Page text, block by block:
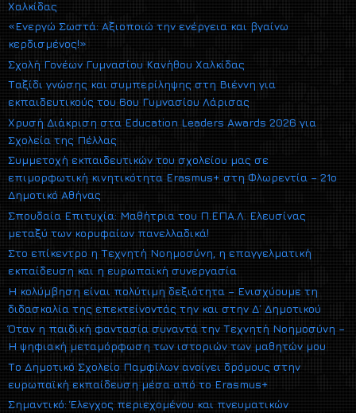
Χαλκίδας
«Ενεργώ Σωστά: Αξιοποιώ την ενέργεια και βγαίνω
κερδισμένος!»
Σχολή Γονέων Γυμνασίου Κανήθου Χαλκίδας
Ταξίδι γνώσης και συμπερίληψης στη Βιέννη για
εκπαιδευτικούς του 6ου Γυμνασίου Λάρισας
Χρυσή Διάκριση στα Education Leaders Awards 2026 για
Σχολεία της Πέλλας
Συμμετοχή εκπαιδευτικών του σχολείου μας σε
επιμορφωτική κινητικότητα Erasmus+ στη Φλωρεντία – 21ο
Δημοτικό Αθήνας
Σπουδαία Επιτυχία: Μαθήτρια του Π.ΕΠΑ.Λ. Ελευσίνας
μεταξύ των κορυφαίων πανελλαδικά!
Στο επίκεντρο η Τεχνητή Νοημοσύνη, η επαγγελματική
εκπαίδευση και η ευρωπαϊκή συνεργασία
Η κολύμβηση είναι πολύτιμη δεξιότητα – Ενισχύουμε τη
διδασκαλία της επεκτείνοντάς την και στην Δ΄ Δημοτικού
Όταν η παιδική φαντασία συναντά την Τεχνητή Νοημοσύνη –
Η ψηφιακή μεταμόρφωση των ιστοριών των μαθητών μου
Το Δημοτικό Σχολείο Παμφίλων ανοίγει δρόμους στην
ευρωπαϊκή εκπαίδευση μέσα από το Erasmus+
Σημαντικό: Έλεγχος περιεχομένου και πνευματικών